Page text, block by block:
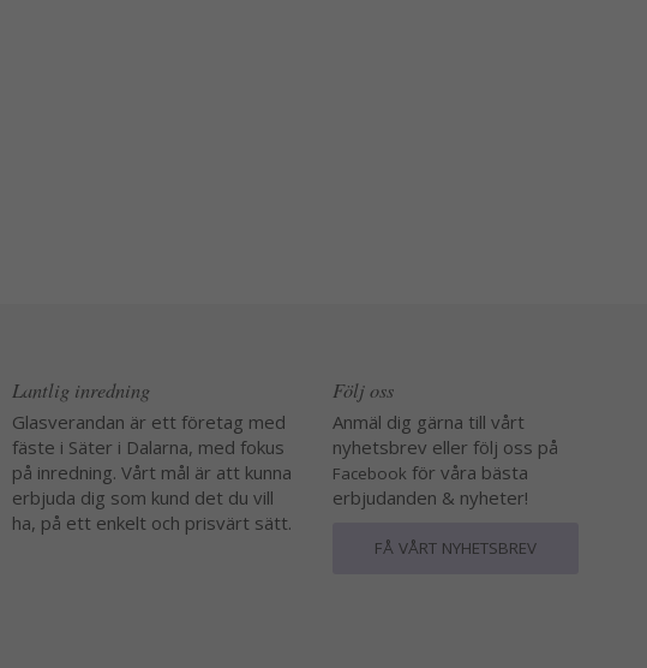
Lantlig inredning
Glasverandan är ett företag med
fäste i Säter i Dalarna, med fokus
på inredning. Vårt mål är att kunna
erbjuda dig som kund det du vill
ha, på ett enkelt och prisvärt sätt.
Följ oss
Anmäl dig gärna till vårt
nyhetsbrev eller följ oss på
Facebook för våra bästa
erbjudanden & nyheter!
FÅ VÅRT NYHETSBREV